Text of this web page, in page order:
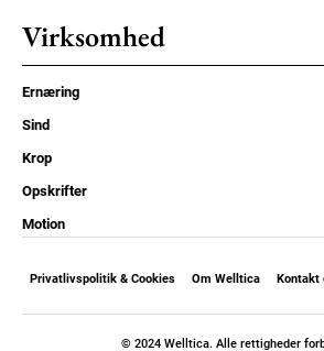
Virksomhed
Ernæring
Sind
Krop
Opskrifter
Motion
Privatlivspolitik & Cookies Om Welltica Kontakt
© 2024 Welltica. Alle rettigheder